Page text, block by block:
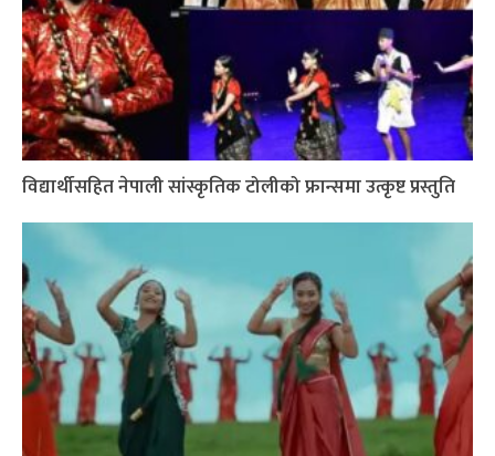
विद्यार्थीसहित नेपाली सांस्कृतिक टोलीको फ्रान्समा उत्कृष्ट प्रस्तुति